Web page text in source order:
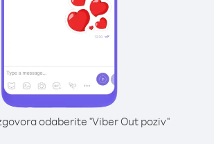
odaberite "Viber Out poziv"